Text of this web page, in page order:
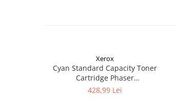
Xerox
Cyan Standard Capacity Toner
Cartridge Phaser
6510/WorkCentre 6515
428,99 Lei